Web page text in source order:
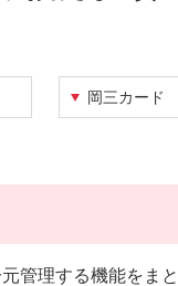
岡三カード
管理する機能をま